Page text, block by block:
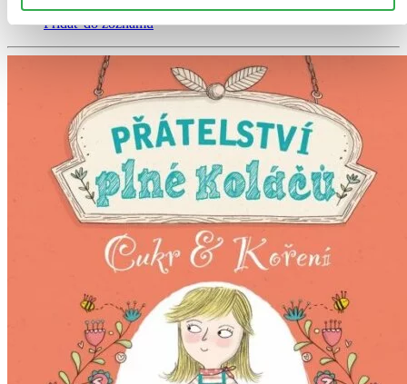
nepredali posledné kusy.
Pridať do zoznamu